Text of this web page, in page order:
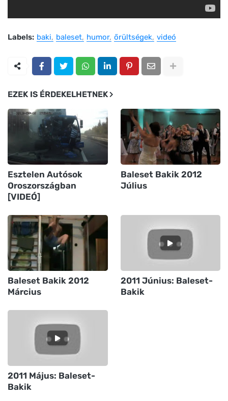
Labels: baki baleset humor őrültségek videó
EZEK IS ÉRDEKELHETNEK
Esztelen Autósok
Oroszországban
[VIDEÓ]
Baleset Bakik 2012
Július
Baleset Bakik 2012
Március
2011 Június: Baleset-
Bakik
2011 Május: Baleset-
Bakik